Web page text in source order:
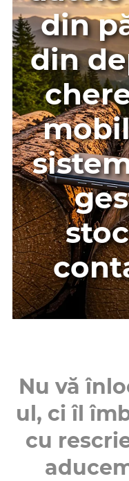
din
din
Nu vă
ul, ci îl
cu